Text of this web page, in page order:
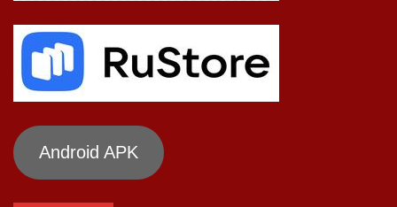
Android APK